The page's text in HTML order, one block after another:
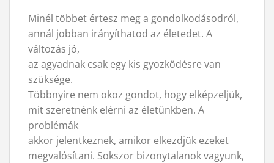
Minél többet értesz meg a gondolkodásodról,
annál jobban irányíthatod az életedet. A
változás jó,
az agyadnak csak egy kis gyozködésre van
szüksége.
Többnyire nem okoz gondot, hogy elképzeljük,
mit szeretnénk elérni az életünkben. A
problémák
akkor jelentkeznek, amikor elkezdjük ezeket
megvalósítani. Sokszor bizonytalanok vagyunk,